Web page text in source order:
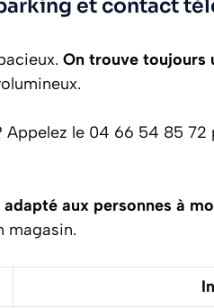
et contact
On trouve toujours
Appelez le 04 66 54 85 72
adapté aux personnes à
magasin.